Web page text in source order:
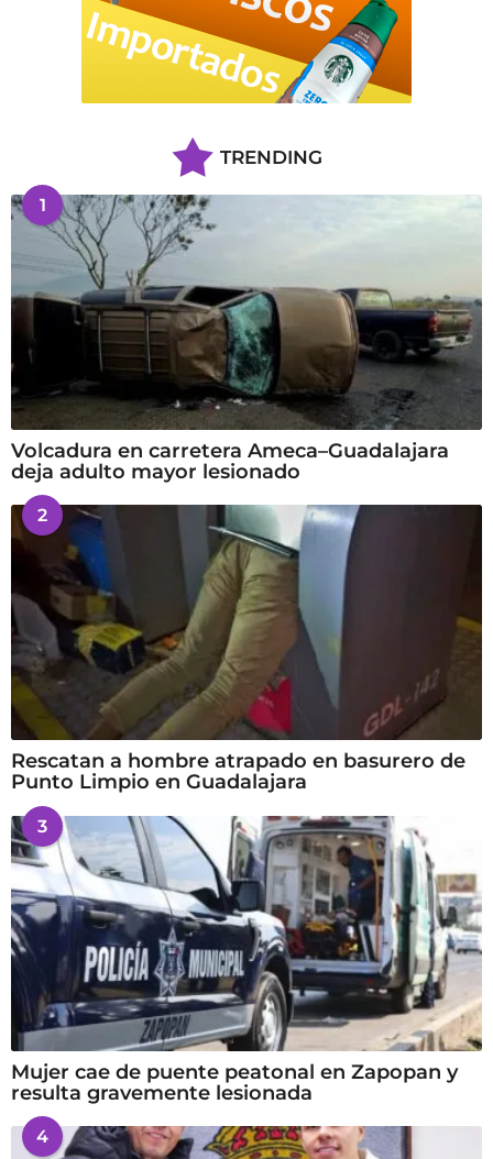
TRENDING
1
Volcadura en carretera Ameca–Guadalajara
deja adulto mayor lesionado
2
Rescatan a hombre atrapado en basurero de
Punto Limpio en Guadalajara
3
Mujer cae de puente peatonal en Zapopan y
resulta gravemente lesionada
4